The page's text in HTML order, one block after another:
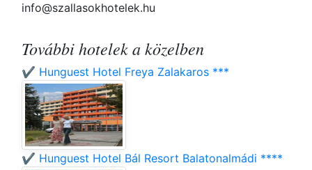
info@szallasokhotelek.hu
További hotelek a közelben
✔️ Hunguest Hotel Freya Zalakaros ***
✔️ Hunguest Hotel Bál Resort Balatonalmádi ****